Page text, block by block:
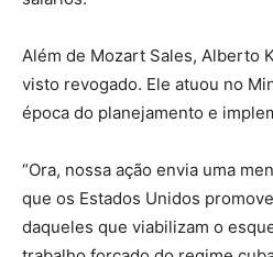
Além de Mozart Sales, Alberto
visto revogado. Ele atuou no
época do planejamento e
“Ora, nossa ação envia uma
que os Estados Unidos
daqueles que viabilizam o